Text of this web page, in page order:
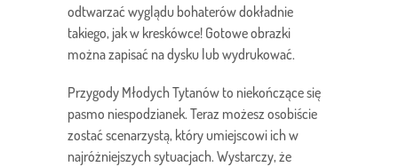
odtwarzać wyglądu bohaterów dokładnie
takiego, jak w kreskówce! Gotowe obrazki
można zapisać na dysku lub wydrukować.
Przygody Młodych Tytanów to niekończące się
pasmo niespodzianek. Teraz możesz osobiście
zostać scenarzystą, który umiejscowi ich w
najróżniejszych sytuacjach. Wystarczy, że